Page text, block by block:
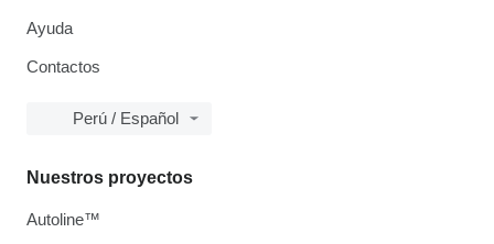
Ayuda
Contactos
Perú / Español
Nuestros proyectos
Autoline™